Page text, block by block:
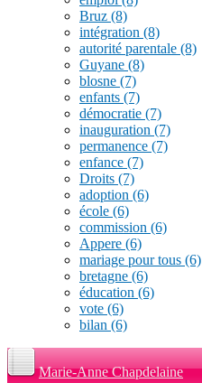
Bruz (8)
intégration (8)
autorité parentale (8)
Guyane (8)
blosne (7)
enfants (7)
démocratie (7)
inauguration (7)
permanence (7)
enfance (7)
Droits (7)
adoption (6)
école (6)
commission (6)
Appere (6)
mariage pour tous (6)
bretagne (6)
éducation (6)
vote (6)
bilan (6)
Marie-Anne Chapdelaine